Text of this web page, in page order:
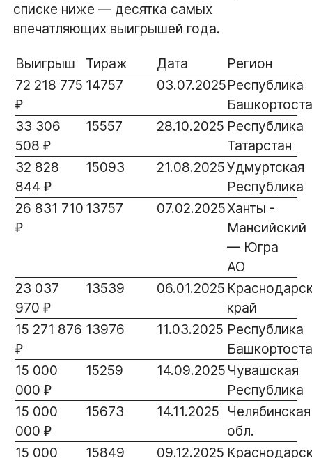
списке ниже — десятка самых
впечатляющих выигрышей года.
Выигрыш Тираж Дата
Регион
72 218 775
₽
14757 03.07.2025Республика
33 306
508 ₽
15557 28.10.2025 Республика
Татарстан
32 828
844 ₽
15093 21.08.2025Удмуртская
Республика
26 831 710
₽
13757 07.02.2025Ханты -
Мансийский
— Югра
АО
23 037
970 ₽
13539 06.01.2025
край
15 271 876
₽
13976 11.03.2025 Республика
15 000
000 ₽
15259 14.09.2025Чувашская
Республика
15 000
000 ₽
15673 14.11.2025 Челябинская
обл.
15 000
15849 09.12.2025